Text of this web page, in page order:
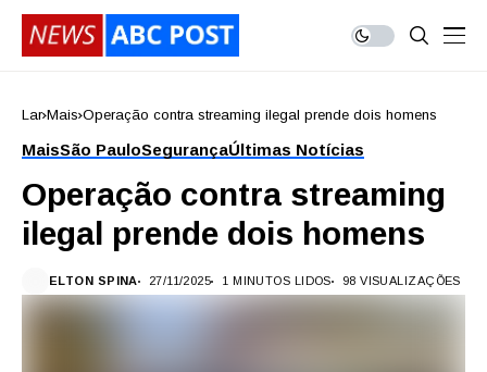
Lar Mais Operação contra streaming ilegal prende dois homens
MaisSão PauloSegurançaÚltimas Notícias
Operação contra streaming
ilegal prende dois homens
ELTON SPINA 27/11/2025 1 MINUTOS LIDOS 98 VISUALIZAÇÕES